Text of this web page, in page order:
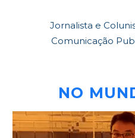
Jornalista e
Comunicação
NO